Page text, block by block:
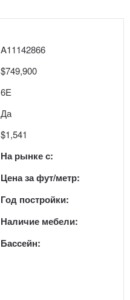
A11142866
$749,900
6E
Да
$1,541
На рынке с:
Цена за фут/метр:
Год постройки:
Наличие мебели:
Бассейн: